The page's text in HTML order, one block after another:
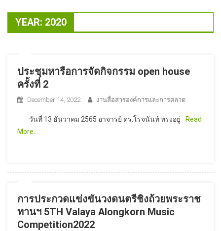
YEAR: 2020
ประชุมหารือการจัดกิจกรรม open house
ครั้งที่ 2
December 14, 2022 งานสื่อสารองค์การและการตลาด
วันที่ 13 ธันวาคม 2565 อาจารย์ ดร.โรจนันท์ ทรงอยู่
Read
More…
การประกวดแข่งขันวงดนตรีชิงถ้วยพระราช
ทานฯ 5TH Valaya Alongkorn Music
Competition2022